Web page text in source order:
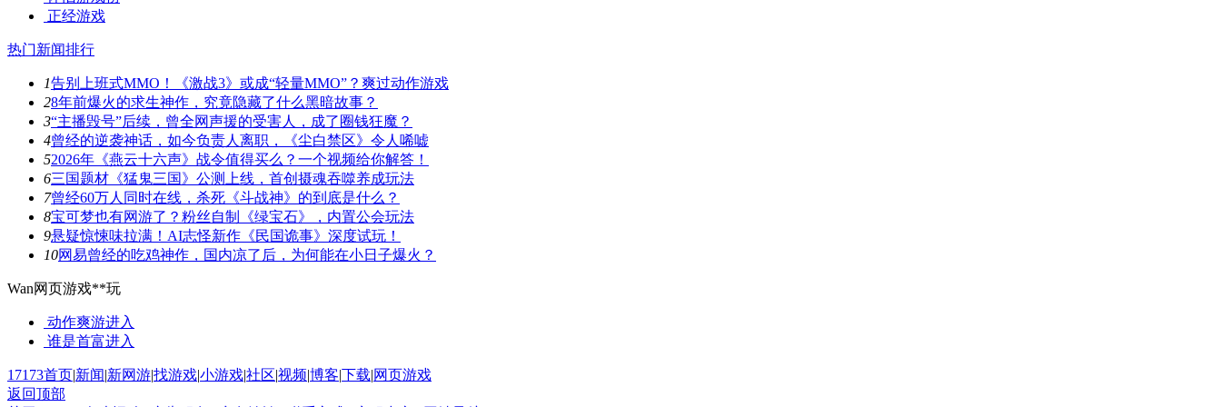
正经游戏
热门新闻排行
1告别上班式MMO！《激战3》或成“轻量MMO”？爽过动作游戏
28年前爆火的求生神作，究竟隐藏了什么黑暗故事？
3“主播毁号”后续，曾全网声援的受害人，成了圈钱狂魔？
4曾经的逆袭神话，如今负责人离职，《尘白禁区》令人唏嘘
52026年《燕云十六声》战令值得买么？一个视频给你解答！
6三国题材《猛鬼三国》公测上线，首创摄魂吞噬养成玩法
7曾经60万人同时在线，杀死《斗战神》的到底是什么？
8宝可梦也有网游了？粉丝自制《绿宝石》，内置公会玩法
9悬疑惊悚味拉满！AI志怪新作《民国诡事》深度试玩！
10网易曾经的吃鸡神作，国内凉了后，为何能在小日子爆火？
Wan网页游戏**玩
动作爽游进入
谁是首富进入
17173首页|新闻|新网游|找游戏|小游戏|社区|视频|博客|下载|网页游戏
返回顶部